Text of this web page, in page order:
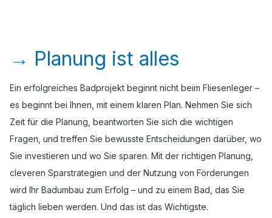
→ Planung ist alles
Ein erfolgreiches Badprojekt beginnt nicht beim Fliesenleger –
es beginnt bei Ihnen, mit einem klaren Plan. Nehmen Sie sich
Zeit für die Planung, beantworten Sie sich die wichtigen
Fragen, und treffen Sie bewusste Entscheidungen darüber, wo
Sie investieren und wo Sie sparen. Mit der richtigen Planung,
cleveren Sparstrategien und der Nutzung von Förderungen
wird Ihr Badumbau zum Erfolg – und zu einem Bad, das Sie
täglich lieben werden. Und das ist das Wichtigste.